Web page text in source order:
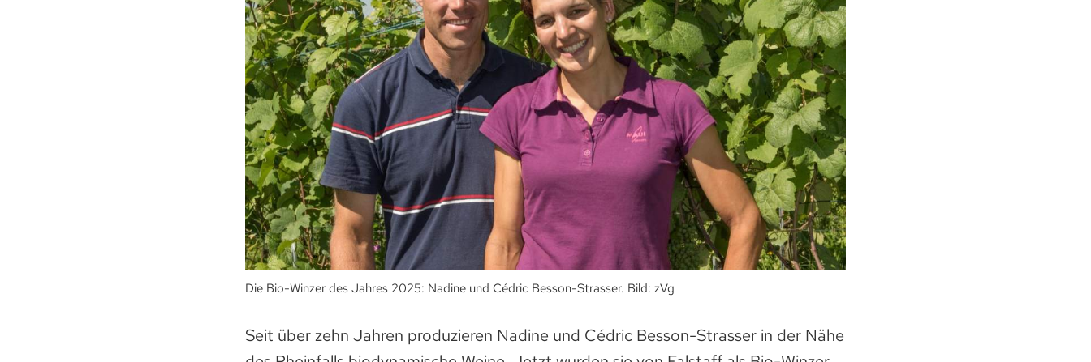
Die Bio-Winzer des Jahres 2025: Nadine und Cédric Besson-Strasser. Bild: zVg
Seit über zehn Jahren produzieren Nadine und Cédric Besson-Strasser in der Nähe